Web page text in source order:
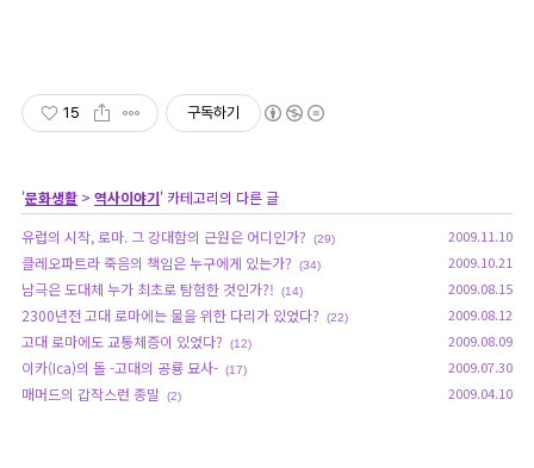
15 구독하기
'문화생활 > 역사이야기' 카테고리의 다른 글
유럽의 시작, 로마. 그 강대함의 근원은 어디인가?
(29) 2009.11.10
클레오파트라 죽음의 책임은 누구에게 있는가? (34) 2009.10.21
남극은 도대체 누가 최초로 탐험한 것인가?! (14) 2009.08.15
2300년전 고대 로마에는 물을 위한 다리가 있었다? (22) 2009.08.12
고대 로마에도 교통체증이 있었다? (12) 2009.08.09
이카(Ica)의 돌 -고대의 공룡 묘사- (17) 2009.07.30
매머드의 갑작스런 종말 (2) 2009.04.10